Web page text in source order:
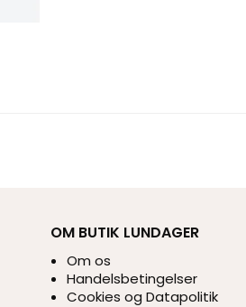
OM BUTIK LUNDAGER
Om os
Handelsbetingelser
Cookies og Datapolitik